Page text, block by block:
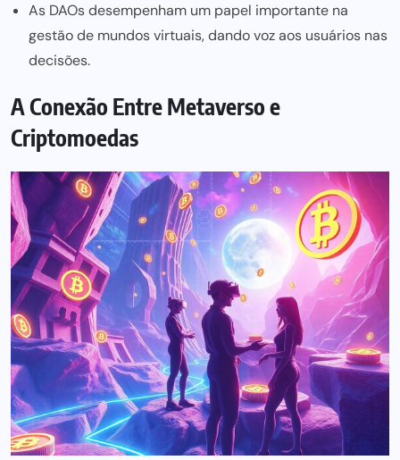
As DAOs desempenham um papel importante na
gestão de mundos virtuais, dando voz aos usuários nas
decisões.
A Conexão Entre Metaverso e
Criptomoedas